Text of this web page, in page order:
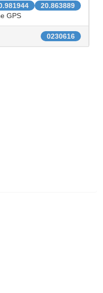
20.863889
GPS
0230616